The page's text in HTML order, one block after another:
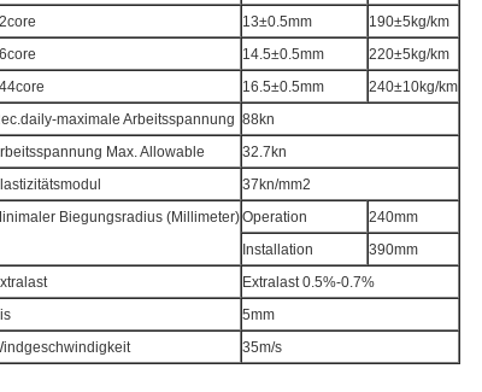
13±0.5mm 190±5kg/km
14.5±0.5mm 220±5kg/km
16.5±0.5mm 240±10kg/km
maximale Arbeitsspannung 88kn
Max. Allowable 32.7kn
37kn/mm2
Biegungsradius (Millimeter)Operation 240mm
Installation 390mm
Extralast 0.5%-0.7%
5mm
35m/s